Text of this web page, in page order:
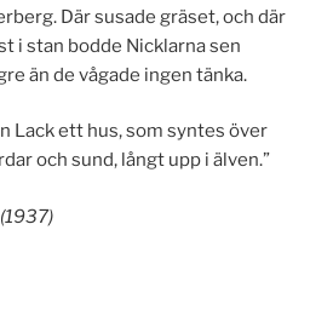
Där susade gräset, och där
i stan bodde Nicklarna sen
än de vågade ingen tänka.
Lack ett hus, som syntes över
och sund, långt upp i älven.”